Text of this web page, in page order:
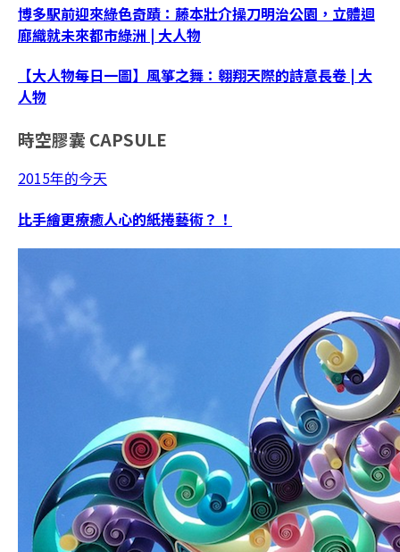
博多駅前迎來綠色奇蹟：藤本壯介操刀明治公園，立體迴
廊織就未來都市綠洲 | 大人物
【大人物每日一圖】風箏之舞：翱翔天際的詩意長卷 | 大
人物
時空膠囊 CAPSULE
2015年的今天
比手繪更療癒人心的紙捲藝術？！